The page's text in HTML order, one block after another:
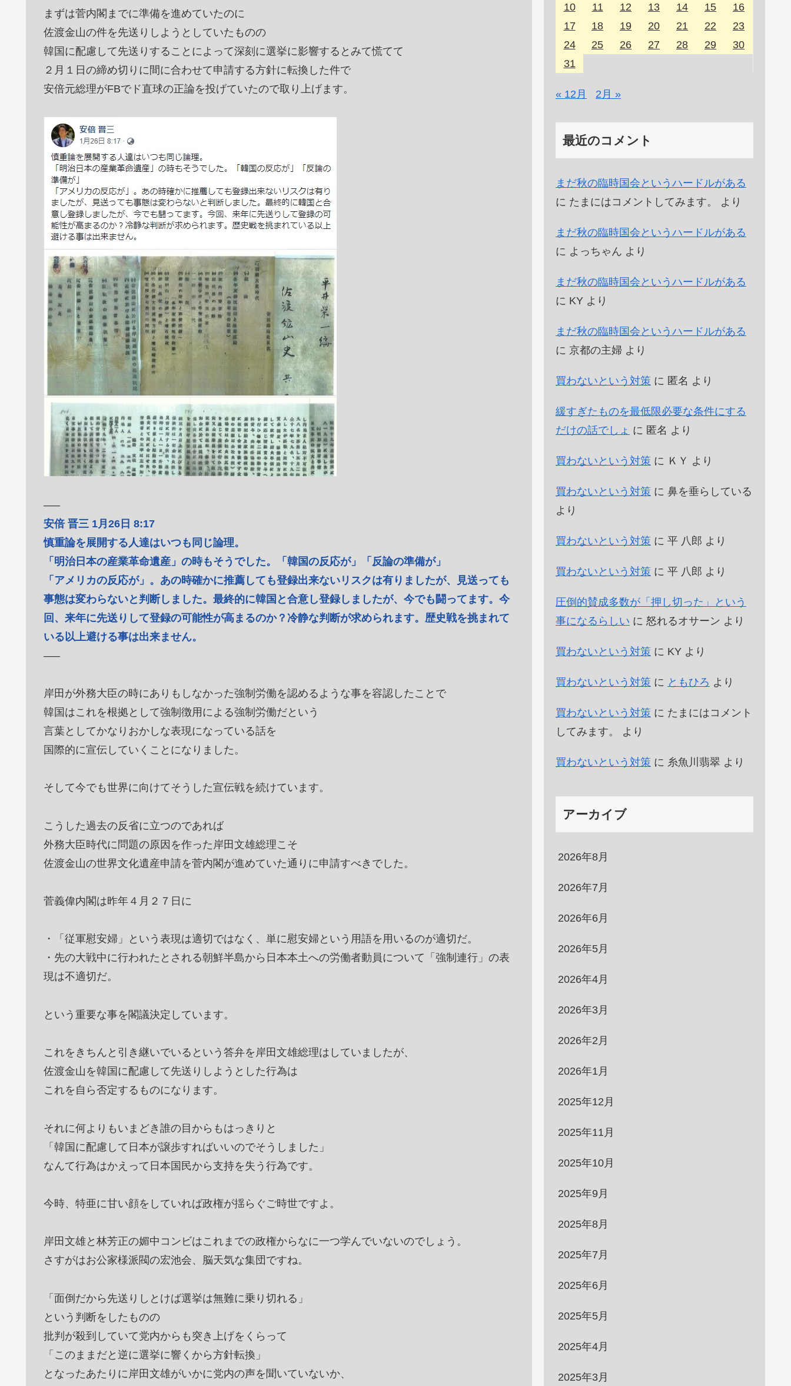
まずは菅内閣までに準備を進めていたのに
佐渡金山の件を先送りしようとしていたものの
韓国に配慮して先送りすることによって深刻に選挙に影響するとみて慌てて
２月１日の締め切りに間に合わせて申請する方針に転換した件で
安倍元総理がFBでド直球の正論を投げていたので取り上げます。
—–
安倍 晋三 1月26日 8:17
慎重論を展開する人達はいつも同じ論理。
「明治日本の産業革命遺産」の時もそうでした。「韓国の反応が」「反論の準備が」
「アメリカの反応が」。あの時確かに推薦しても登録出来ないリスクは有りましたが、見送っても
事態は変わらないと判断しました。最終的に韓国と合意し登録しましたが、今でも闘ってます。今
回、来年に先送りして登録の可能性が高まるのか？冷静な判断が求められます。歴史戦を挑まれて
いる以上避ける事は出来ません。
—–
岸田が外務大臣の時にありもしなかった強制労働を認めるような事を容認したことで
韓国はこれを根拠として強制徴用による強制労働だという
言葉としてかなりおかしな表現になっている話を
国際的に宣伝していくことになりました。
そして今でも世界に向けてそうした宣伝戦を続けています。
こうした過去の反省に立つのであれば
外務大臣時代に問題の原因を作った岸田文雄総理こそ
佐渡金山の世界文化遺産申請を菅内閣が進めていた通りに申請すべきでした。
菅義偉内閣は昨年４月２７日に
・「従軍慰安婦」という表現は適切ではなく、単に慰安婦という用語を用いるのが適切だ。
・先の大戦中に行われたとされる朝鮮半島から日本本土への労働者動員について「強制連行」の表
現は不適切だ。
という重要な事を閣議決定しています。
これをきちんと引き継いでいるという答弁を岸田文雄総理はしていましたが、
佐渡金山を韓国に配慮して先送りしようとした行為は
これを自ら否定するものになります。
それに何よりもいまどき誰の目からもはっきりと
「韓国に配慮して日本が譲歩すればいいのでそうしました」
なんて行為はかえって日本国民から支持を失う行為です。
今時、特亜に甘い顔をしていれば政権が揺らぐご時世ですよ。
岸田文雄と林芳正の媚中コンビはこれまでの政権からなに一つ学んでいないのでしょう。
さすがはお公家様派閥の宏池会、脳天気な集団ですね。
「面倒だから先送りしとけば選挙は無難に乗り切れる」
という判断をしたものの
批判が殺到していて党内からも突き上げをくらって
「このままだと逆に選挙に響くから方針転換」
となったあたりに岸田文雄がいかに党内の声を聞いていないか、
10
11 12 13 14 15
16
17
18 19 20 21 22
23
24
25 26 27 28 29
30
31
« 12月 2月 »
最近のコメント
まだ秋の臨時国会というハードルがある
に たまにはコメントしてみます。 より
まだ秋の臨時国会というハードルがある
に よっちゃん より
まだ秋の臨時国会というハードルがある
に KY より
まだ秋の臨時国会というハードルがある
に 京都の主婦 より
買わないという対策 に 匿名 より
緩すぎたものを最低限必要な条件にする
だけの話でしょ に 匿名 より
買わないという対策 に ＫＹ より
買わないという対策 に 鼻を垂らしている
より
買わないという対策 に 平 八郎 より
買わないという対策 に 平 八郎 より
圧倒的賛成多数が「押し切った」という
事になるらしい に 怒れるオサーン より
買わないという対策 に KY より
買わないという対策 に ともひろ より
買わないという対策 に たまにはコメント
してみます。
より
買わないという対策 に 糸魚川翡翠 より
アーカイブ
2026年8月
2026年7月
2026年6月
2026年5月
2026年4月
2026年3月
2026年2月
2026年1月
2025年12月
2025年11月
2025年10月
2025年9月
2025年8月
2025年7月
2025年6月
2025年5月
2025年4月
2025年3月